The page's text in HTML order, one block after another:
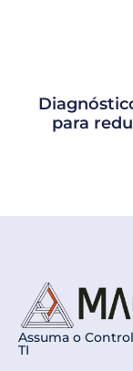
para
Assuma o
TI